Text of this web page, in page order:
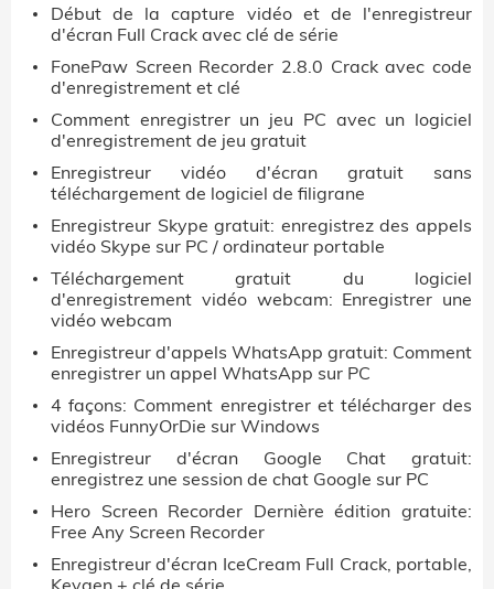
Début de la capture vidéo et de l'enregistreur
d'écran Full Crack avec clé de série
FonePaw Screen Recorder 2.8.0 Crack avec code
d'enregistrement et clé
Comment enregistrer un jeu PC avec un logiciel
d'enregistrement de jeu gratuit
Enregistreur vidéo d'écran gratuit sans
téléchargement de logiciel de filigrane
Enregistreur Skype gratuit: enregistrez des appels
vidéo Skype sur PC / ordinateur portable
Téléchargement gratuit du logiciel
d'enregistrement vidéo webcam: Enregistrer une
vidéo webcam
Enregistreur d'appels WhatsApp gratuit: Comment
enregistrer un appel WhatsApp sur PC
4 façons: Comment enregistrer et télécharger des
vidéos FunnyOrDie sur Windows
Enregistreur d'écran Google Chat gratuit:
enregistrez une session de chat Google sur PC
Hero Screen Recorder Dernière édition gratuite:
Free Any Screen Recorder
Enregistreur d'écran IceCream Full Crack, portable,
Keygen + clé de série